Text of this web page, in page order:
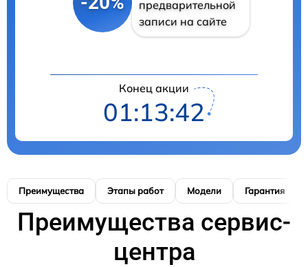
предварительной
записи на сайте
Конец акции
01:13:41
Преимущества Этапы работ Модели Гарантия
Преимущества сервис-
центра